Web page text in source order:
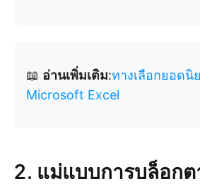
📖 อ่านเพิ่มเติม:ทางเลือกยอดนิ
Microsoft Excel
2. แม่แบบการบล็อกต